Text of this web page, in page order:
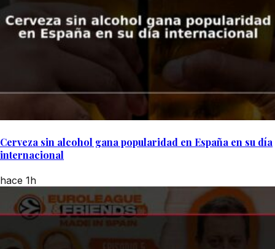
Cerveza sin alcohol gana popularidad en España en su día
internacional
hace 1h